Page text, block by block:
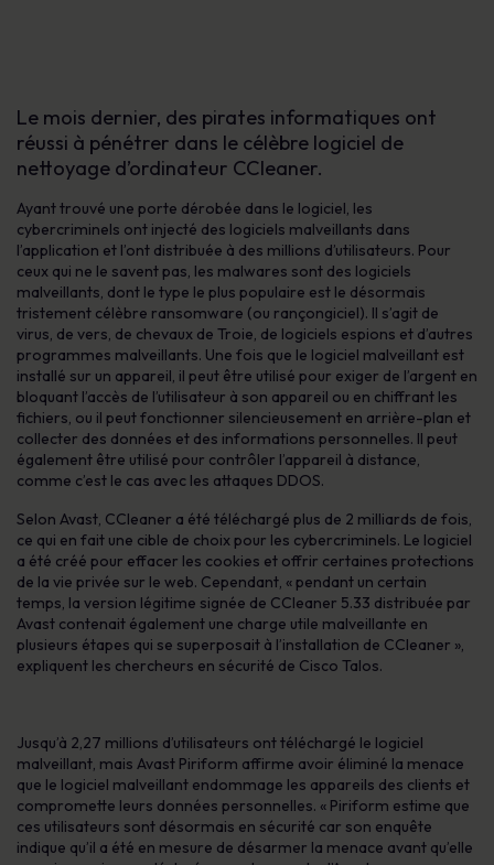
Le mois dernier, des pirates informatiques ont
réussi à pénétrer dans le célèbre logiciel de
nettoyage d’ordinateur CCleaner.
Ayant trouvé une porte dérobée dans le logiciel, les
cybercriminels ont injecté des logiciels malveillants dans
l’application et l’ont distribuée à des millions d’utilisateurs. Pour
ceux qui ne le savent pas, les malwares sont des logiciels
malveillants, dont le type le plus populaire est le désormais
tristement célèbre ransomware (ou rançongiciel). Il s’agit de
virus, de vers, de chevaux de Troie, de logiciels espions et d’autres
programmes malveillants. Une fois que le logiciel malveillant est
installé sur un appareil, il peut être utilisé pour exiger de l’argent en
bloquant l’accès de l’utilisateur à son appareil ou en chiffrant les
fichiers, ou il peut fonctionner silencieusement en arrière-plan et
collecter des données et des informations personnelles. Il peut
également être utilisé pour contrôler l’appareil à distance,
comme c’est le cas avec les attaques DDOS.
Selon Avast, CCleaner a été téléchargé plus de 2 milliards de fois,
ce qui en fait une cible de choix pour les cybercriminels. Le logiciel
a été créé pour effacer les cookies et offrir certaines protections
de la vie privée sur le web. Cependant, « pendant un certain
temps, la version légitime signée de CCleaner 5.33 distribuée par
Avast contenait également une charge utile malveillante en
plusieurs étapes qui se superposait à l’installation de CCleaner »,
expliquent les chercheurs en sécurité de Cisco Talos.
Jusqu’à 2,27 millions d’utilisateurs ont téléchargé le logiciel
malveillant, mais Avast Piriform affirme avoir éliminé la menace
que le logiciel malveillant endommage les appareils des clients et
compromette leurs données personnelles. « Piriform estime que
ces utilisateurs sont désormais en sécurité car son enquête
indique qu’il a été en mesure de désarmer la menace avant qu’elle